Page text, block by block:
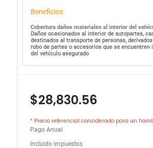
Beneficios
Cobertura daños materiales al interior del
Daños ocasionados al interior de autopartes,
destinados al transporte de personas,
robo de partes o accesorios que se encuentren
del vehículo asegurado
$28,830.56
* Precio referencial considerado para un
Pago Anual
Incluido impuestos